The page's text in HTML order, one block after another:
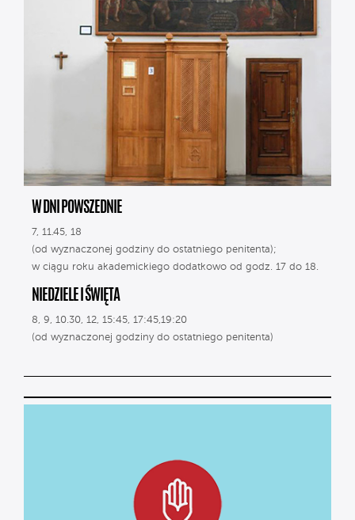
W DNI POWSZEDNIE
7, 11.45, 18
(od wyznaczonej godziny do ostatniego penitenta);
w ciągu roku akademickiego dodatkowo od godz. 17 do 18.
NIEDZIELE I ŚWIĘTA
8, 9, 10.30, 12, 15:45, 17:45,19:20
(od wyznaczonej godziny do ostatniego penitenta)